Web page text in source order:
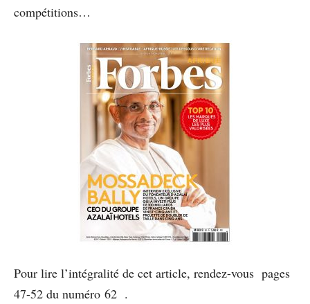
compétitions…
Pour lire l’intégralité de cet article, rendez-vous pages
47-52 du numéro 62 .